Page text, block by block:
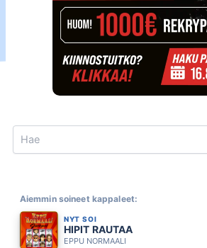
Search
Aiemmin soineet kappaleet:
NYT SOI
HIPIT RAUTAA
EPPU NORMAALI